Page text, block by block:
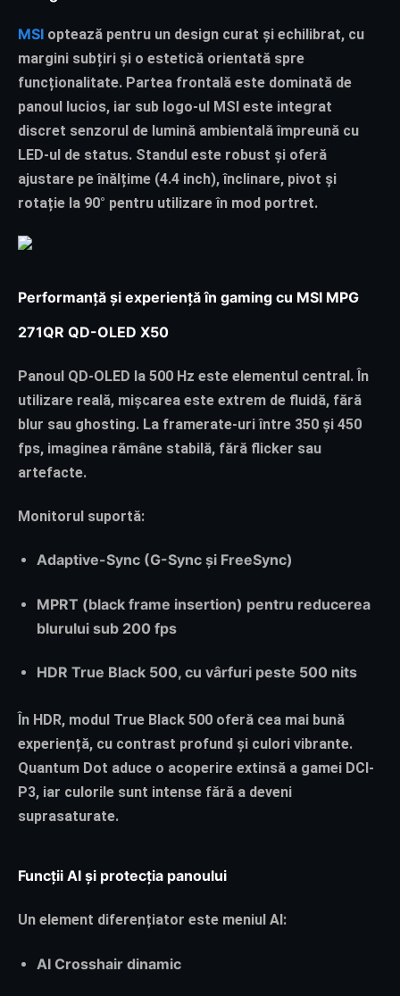
MSI optează pentru un design curat și echilibrat, cu
margini subțiri și o estetică orientată spre
funcționalitate. Partea frontală este dominată de
panoul lucios, iar sub logo-ul MSI este integrat
discret senzorul de lumină ambientală împreună cu
LED-ul de status. Standul este robust și oferă
ajustare pe înălțime (4.4 inch), înclinare, pivot și
rotație la 90° pentru utilizare în mod portret.
Performanță și experiență în gaming cu MSI MPG
271QR QD-OLED X50
Panoul QD-OLED la 500 Hz este elementul central. În
utilizare reală, mișcarea este extrem de fluidă, fără
blur sau ghosting. La framerate-uri între 350 și 450
fps, imaginea rămâne stabilă, fără flicker sau
artefacte.
Monitorul suportă:
Adaptive-Sync (G-Sync și FreeSync)
MPRT (black frame insertion) pentru reducerea
blurului sub 200 fps
HDR True Black 500, cu vârfuri peste 500 nits
În HDR, modul True Black 500 oferă cea mai bună
experiență, cu contrast profund și culori vibrante.
Quantum Dot aduce o acoperire extinsă a gamei DCI-
P3, iar culorile sunt intense fără a deveni
suprasaturate.
Funcții AI și protecția panoului
Un element diferențiator este meniul AI:
AI Crosshair dinamic